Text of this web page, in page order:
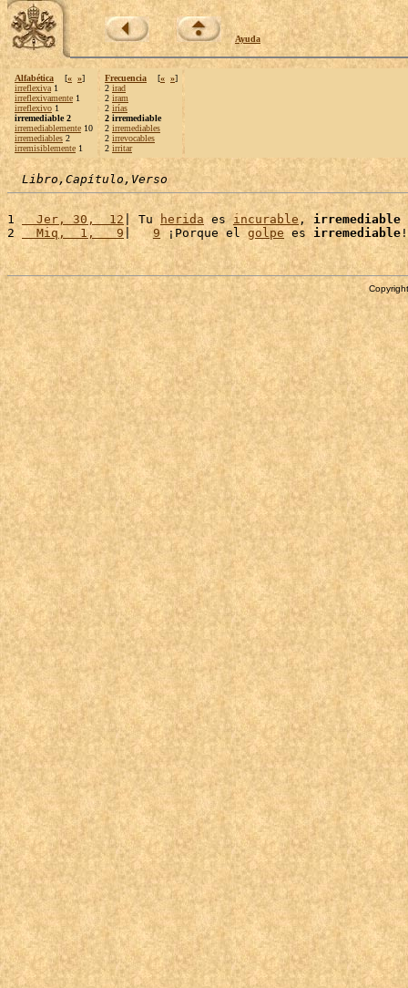
Ayuda
Alfabética [« »]
irreflexiva 1
irreflexivamente 1
irreflexivo 1
irremediable 2
irremediablemente 10
irremediables 2
irremisiblemente 1
Frecuencia [« »]
2 irad
2 iram
2 irías
2 irremediable
2 irremediables
2 irrevocables
2 irritar
Libro,Capítulo,Verso
1
  Jer, 30,  12
| Tu herida es incurable , irremediable
2
  Miq,  1,   9
| 9 ¡Porque el golpe es irremediable